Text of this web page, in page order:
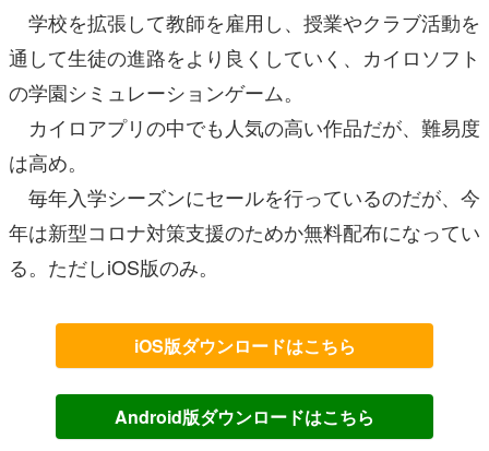
学校を拡張して教師を雇用し、授業やクラブ活動を
通して生徒の進路をより良くしていく、カイロソフト
の学園シミュレーションゲーム。
カイロアプリの中でも人気の高い作品だが、難易度
は高め。
毎年入学シーズンにセールを行っているのだが、今
年は新型コロナ対策支援のためか無料配布になってい
る。ただしiOS版のみ。
iOS版ダウンロードはこちら
Android版ダウンロードはこちら